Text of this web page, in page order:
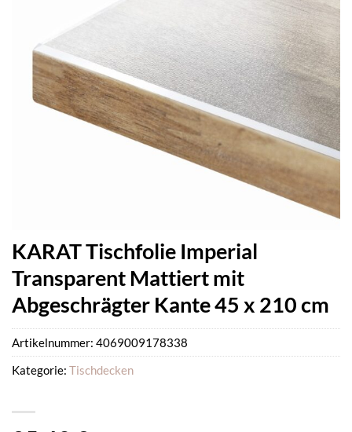
KARAT Tischfolie Imperial
Transparent Mattiert mit
Abgeschrägter Kante 45 x 210 cm
Artikelnummer: 4069009178338
Kategorie: Tischdecken